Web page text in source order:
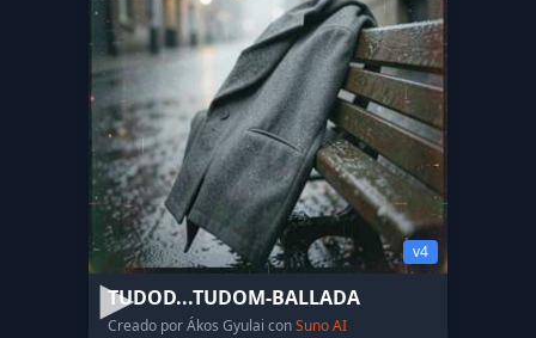
v4
TUDOD...TUDOM-BALLADA
Creado por Ákos Gyulai conSuno AI